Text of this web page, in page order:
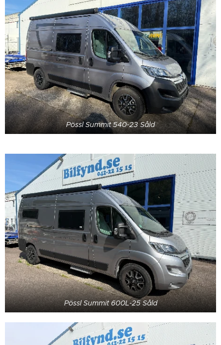
Pössl Summit 540-23 Såld
Pössl Summit 600L-25 Såld